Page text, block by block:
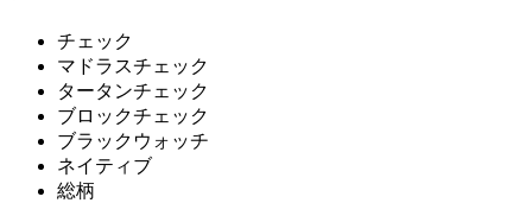
チェック
マドラスチェック
タータンチェック
ブロックチェック
ブラックウォッチ
ネイティブ
総柄